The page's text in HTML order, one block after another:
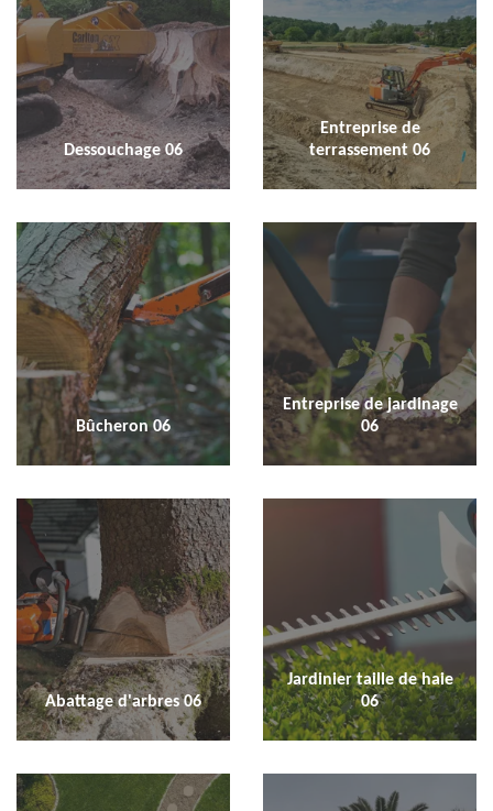
Dessouchage 06
Entreprise de
terrassement 06
Bûcheron 06
Entreprise de jardinage
06
Abattage d'arbres 06
Jardinier taille de haie
06